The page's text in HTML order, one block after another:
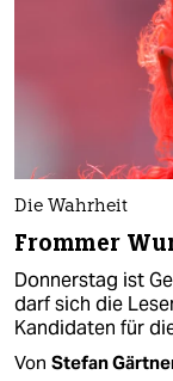
Die Wahrheit
Frommer
Donnerstag ist
darf sich die
Kandidaten für
Von Stefan